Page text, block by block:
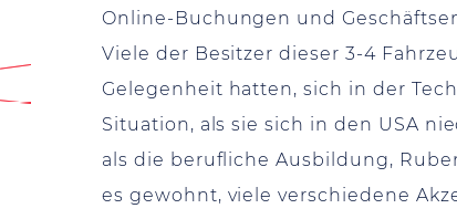
Online-Buchungen und
Viele der Besitzer dieser 3-4
Gelegenheit hatten, sich in der
Situation, als sie sich in den USA
als die berufliche Ausbildung,
es gewohnt, viele verschiedene